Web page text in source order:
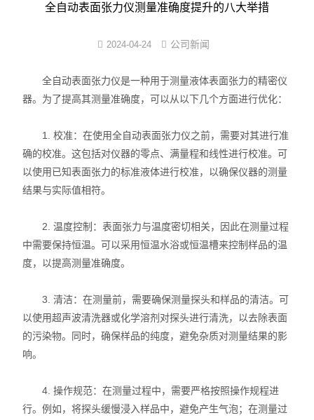
界面张力仪
界面弹性系数仪
表面清洁度分析仪
位移及其控制系统
光谱色谱分析仪器
全自动表面张力仪测量准确度提升的八大举措
2024-04-24 公司新闻
全自动表面张力仪是一种用于测量液体表面张力的精密仪
器。为了提高其测量准确度，可以从以下几个方面进行优化：
1. 校准：在使用全自动表面张力仪之前，需要对其进行准
确的校准。这包括对仪器的零点、满量程和线性进行校准。可
以使用已知表面张力的标准液体进行校准，以确保仪器的测量
结果与实际值相符。
2. 温度控制：表面张力与温度密切相关，因此在测量过程
中需要保持恒温。可以采用恒温水浴或恒温槽来控制样品的温
度，以提高测量准确度。
3. 清洁：在测量前，需要确保测量探头和样品的清洁。可
以使用超声波清洗器或化学溶剂对探头进行清洗，以去除表面
的污染物。同时，确保样品的纯度，避免杂质对测量结果的影
响。
4. 操作规范：在测量过程中，需要严格按照操作规程进
行。例如，将探头缓慢浸入样品中，避免产生气泡；在测量过